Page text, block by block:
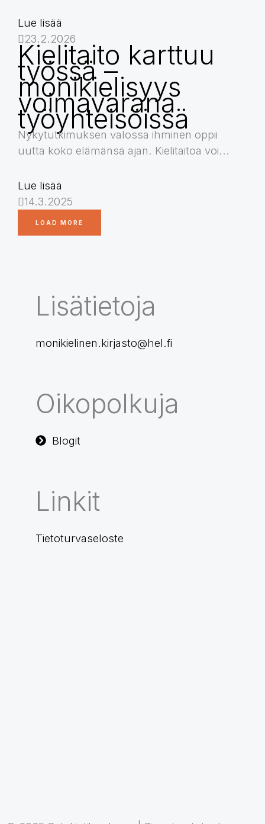
Lue lisää
23.2.2026
Kielitaito karttuu
työssä –
monikielisyys
voimavarana
työyhteisöissä
Nykytutkimuksen valossa ihminen oppii
uutta koko elämänsä ajan. Kielitaitoa voi...
Lue lisää
14.3.2025
LOAD MORE
Lisätietoja
monikielinen.kirjasto@hel.fi
Oikopolkuja
Blogit
Linkit
Tietoturvaseloste